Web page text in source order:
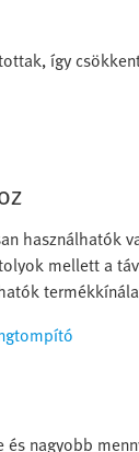
így
használhatók
mellett a
nagyobb